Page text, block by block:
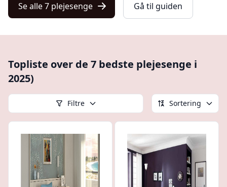
Se alle 7 plejesenge Gå til guiden
Topliste over de 7 bedste plejesenge i
2025)
Filtre Sortering